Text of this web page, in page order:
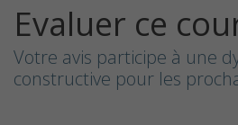
Evaluer ce
Votre avis participe à une
constructive pour les